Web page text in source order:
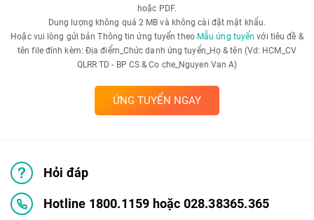
hoặc PDF.
Dung lượng không quá 2 MB và không cài đặt mật khẩu.
Hoặc vui lòng gửi bản Thông tin ứng tuyển theo Mẫu ứng tuyển với tiêu đề &
tên file đính kèm: Địa điểm_Chức danh ứng tuyển_Họ & tên (Vd: HCM_CV
QLRR TD - BP CS & Co che_Nguyen Van A)
ỨNG TUYỂN NGAY
Hỏi đáp
Hotline 1800.1159 hoặc 028.38365.365